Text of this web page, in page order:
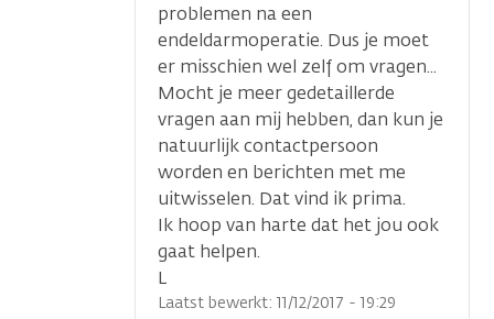
problemen na een
endeldarmoperatie. Dus je moet
er misschien wel zelf om vragen...
Mocht je meer gedetaillerde
vragen aan mij hebben, dan kun je
natuurlijk contactpersoon
worden en berichten met me
uitwisselen. Dat vind ik prima.
Ik hoop van harte dat het jou ook
gaat helpen.
L
Laatst bewerkt: 11/12/2017 - 19:29